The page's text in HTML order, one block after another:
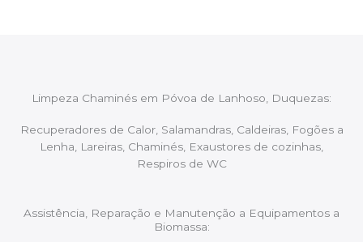
Limpeza Chaminés em Póvoa de Lanhoso, Duquezas:
Recuperadores de Calor, Salamandras, Caldeiras, Fogões a
Lenha, Lareiras, Chaminés, Exaustores de cozinhas,
Respiros de WC
Assistência, Reparação e Manutenção a Equipamentos a
Biomassa: